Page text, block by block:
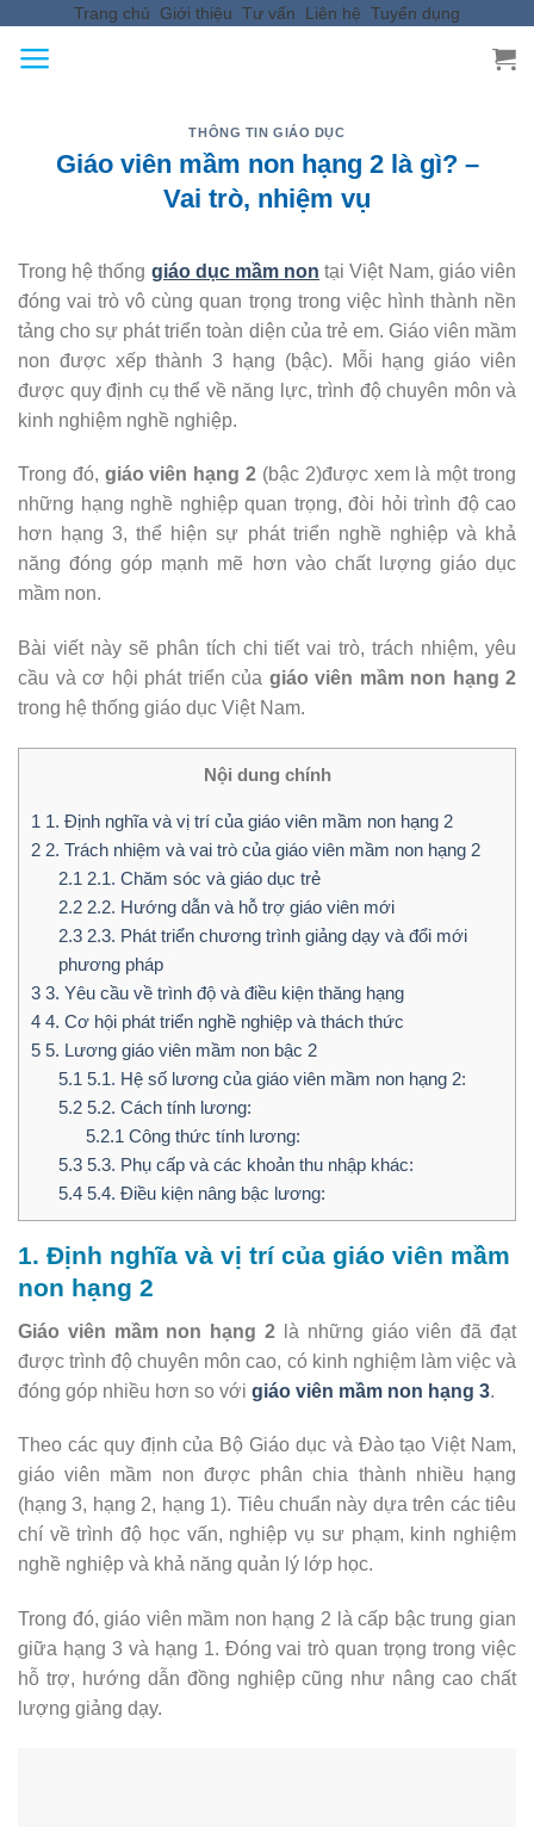
content
Trang chủ Giới thiệu Tư vấn Liên hệ Tuyển dụng
THÔNG TIN GIÁO DỤC
Giáo viên mầm non hạng 2 là gì? –
Vai trò, nhiệm vụ
Trong hệ thống giáo dục mầm non tại Việt Nam, giáo viên
đóng vai trò vô cùng quan trọng trong việc hình thành nền
tảng cho sự phát triển toàn diện của trẻ em. Giáo viên mầm
non được xếp thành 3 hạng (bậc). Mỗi hạng giáo viên
được quy định cụ thể về năng lực, trình độ chuyên môn và
kinh nghiệm nghề nghiệp.
Trong đó, giáo viên hạng 2 (bậc 2)được xem là một trong
những hạng nghề nghiệp quan trọng, đòi hỏi trình độ cao
hơn hạng 3, thể hiện sự phát triển nghề nghiệp và khả
năng đóng góp mạnh mẽ hơn vào chất lượng giáo dục
mầm non.
Bài viết này sẽ phân tích chi tiết vai trò, trách nhiệm, yêu
cầu và cơ hội phát triển của giáo viên mầm non hạng 2
trong hệ thống giáo dục Việt Nam.
Nội dung chính
1 1. Định nghĩa và vị trí của giáo viên mầm non hạng 2
2 2. Trách nhiệm và vai trò của giáo viên mầm non hạng 2
2.1 2.1. Chăm sóc và giáo dục trẻ
2.22.2. Hướng dẫn và hỗ trợ giáo viên mới
2.32.3. Phát triển chương trình giảng dạy và đổi mới
phương pháp
3 3. Yêu cầu về trình độ và điều kiện thăng hạng
4 4. Cơ hội phát triển nghề nghiệp và thách thức
5 5. Lương giáo viên mầm non bậc 2
5.1 5.1. Hệ số lương của giáo viên mầm non hạng 2:
5.25.2. Cách tính lương:
5.2.1 Công thức tính lương:
5.35.3. Phụ cấp và các khoản thu nhập khác:
5.45.4. Điều kiện nâng bậc lương:
1. Định nghĩa và vị trí của giáo viên mầm
non hạng 2
Giáo viên mầm non hạng 2 là những giáo viên đã đạt
được trình độ chuyên môn cao, có kinh nghiệm làm việc và
đóng góp nhiều hơn so với giáo viên mầm non hạng 3.
Theo các quy định của Bộ Giáo dục và Đào tạo Việt Nam,
giáo viên mầm non được phân chia thành nhiều hạng
(hạng 3, hạng 2, hạng 1). Tiêu chuẩn này dựa trên các tiêu
chí về trình độ học vấn, nghiệp vụ sư phạm, kinh nghiệm
nghề nghiệp và khả năng quản lý lớp học.
Trong đó, giáo viên mầm non hạng 2 là cấp bậc trung gian
giữa hạng 3 và hạng 1. Đóng vai trò quan trọng trong việc
hỗ trợ, hướng dẫn đồng nghiệp cũng như nâng cao chất
lượng giảng dạy.